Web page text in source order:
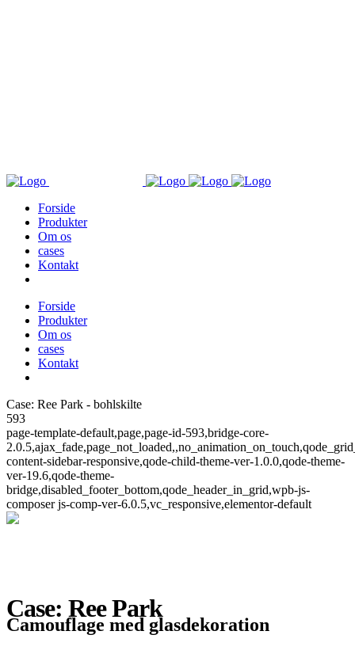
Forside
Produkter
Om os
cases
Kontakt
Forside
Produkter
Om os
cases
Kontakt
Case: Ree Park - bohlskilte
593
page-template-default,page,page-id-593,bridge-core-
content-sidebar-responsive,qode-child-theme-ver-1.0.0,qode-theme-
ver-19.6,qode-theme-
bridge,disabled_footer_bottom,qode_header_in_grid,wpb-js-
composer js-comp-ver-6.0.5,vc_responsive,elementor-default
Case: Ree Park
Camouflage med glasdekoration